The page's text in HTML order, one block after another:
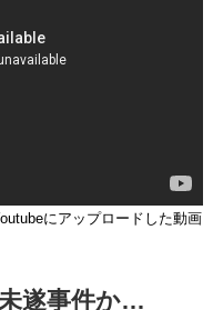
にアップロードした動画
遂事件か…